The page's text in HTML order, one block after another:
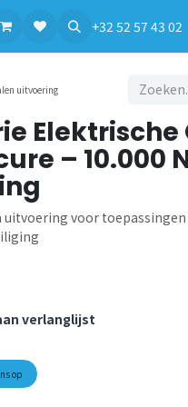
+32 52 57 43 02
uitvoering
– 10.000
uitvoering voor
verlanglijst
op